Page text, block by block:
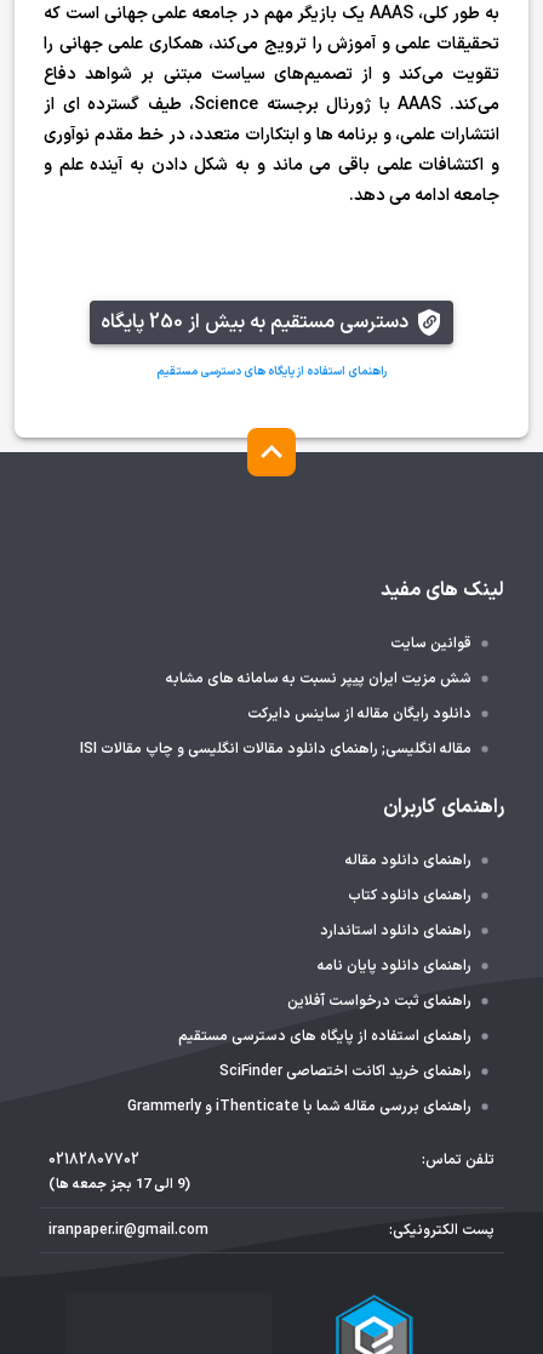
به طور کلی، AAAS یک بازیگر مهم در جامعه علمی جهانی است که
تحقیقات علمی و آموزش را ترویج می‌کند، همکاری علمی جهانی را
تقویت می‌کند و از تصمیم‌های سیاست مبتنی بر شواهد دفاع
می‌کند. AAAS با ژورنال برجسته Science، طیف گسترده ای از
انتشارات علمی، و برنامه ها و ابتکارات متعدد، در خط مقدم نوآوری
و اکتشافات علمی باقی می ماند و به شکل دادن به آینده علم و
جامعه ادامه می دهد.
دسترسی مستقیم به بیش از 250 پایگاه
راهنمای استفاده از پایگاه های دسترسی مستقیم
لینک های مفید
قوانین سایت
شش مزیت ایران پیپر نسبت به سامانه های مشابه
دانلود رایگان مقاله از ساینس دایرکت
مقاله انگلیسی; راهنمای دانلود مقالات انگلیسی و چاپ مقالات ISI
راهنمای کاربران
راهنمای دانلود مقاله
راهنمای دانلود کتاب
راهنمای دانلود استاندارد
راهنمای دانلود پایان نامه
راهنمای ثبت درخواست آفلاین
راهنمای استفاده از پایگاه های دسترسی مستقیم
راهنمای خرید اکانت اختصاصی SciFinder
راهنمای بررسی مقاله شما با iThenticate و Grammerly
تلفن تماس: 02182807702
(9 الی 17 بجز جمعه ها)
پست الکترونیکی: iranpaper.ir@gmail.com